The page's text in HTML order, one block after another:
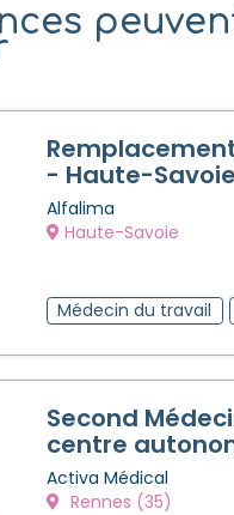
- Haute-Savoie
Alfalima
Haute-Savoie
Médecin du travail
Second
centre
Activa Médical
Rennes (35)